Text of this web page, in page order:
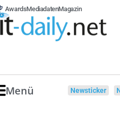
AwardsMediadatenMagazin
Menü Newsticker